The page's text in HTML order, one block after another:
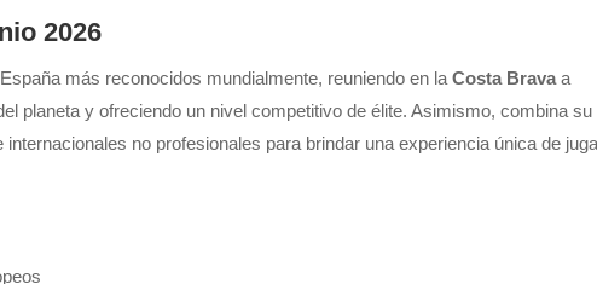
2026
más reconocidos mundialmente, reuniendo en laCosta Brava a
planeta y ofreciendo un nivel competitivo de élite. Asimismo, combina su
no profesionales para brindar una experiencia única de